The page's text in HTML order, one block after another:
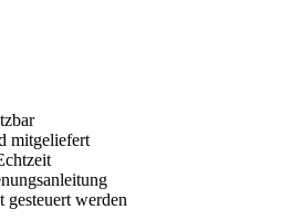
mitgeliefert
werden